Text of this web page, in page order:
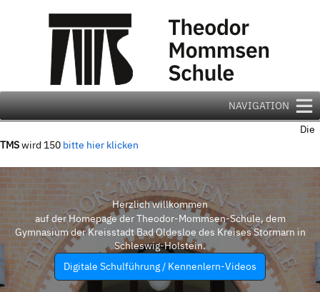
NAVIGATION
Die
TMSwird 150 bitte hier klicken
Herzlich willkommen
auf der Homepage der Theodor-Mommsen-Schule, dem
Gymnasium der Kreisstadt Bad Oldesloe des Kreises Stormarn in
Schleswig-Holstein.
Digitale Schulführung / Kennenlern-Videos